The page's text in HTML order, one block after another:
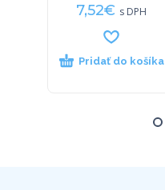
7,52€ s DPH
Pridať do košíka